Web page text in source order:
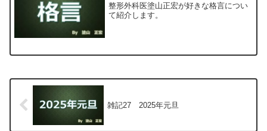
整形外科医塗山正宏が好きな格言につい
て紹介します。
雑記27 2025年元旦